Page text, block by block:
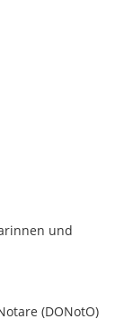
und
(DONotO)